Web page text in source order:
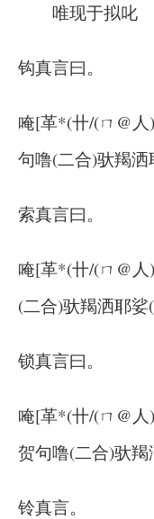
唯现于拟叱
钩真言曰。
唵[革*(卄/(ㄇ@
句噜(二合)驮羯
索真言曰。
唵[革*(卄/(ㄇ@
(二合)驮羯洒耶娑
锁真言曰。
唵[革*(卄/(ㄇ@
贺句噜(二合)驮羯
铃真言。